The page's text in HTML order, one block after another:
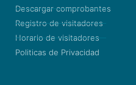
Descargar comprobantes
Registro de visitadores
Horario de visitadores
Politicas de Privacidad